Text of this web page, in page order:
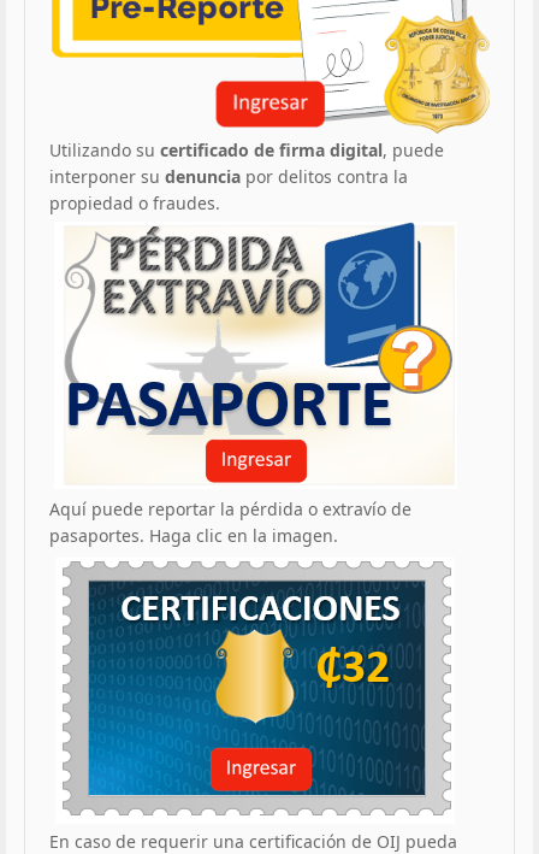
Utilizando su certificado de firma digital, puede
interponer su denuncia por delitos contra la
propiedad o fraudes.
Aquí puede reportar la pérdida o extravío de
pasaportes. Haga clic en la imagen.
En caso de requerir una certificación de OIJ pueda